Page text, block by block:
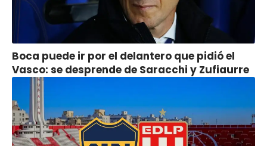
Boca puede ir por el delantero que pidió el
Vasco: se desprende de Saracchi y Zufiaurre